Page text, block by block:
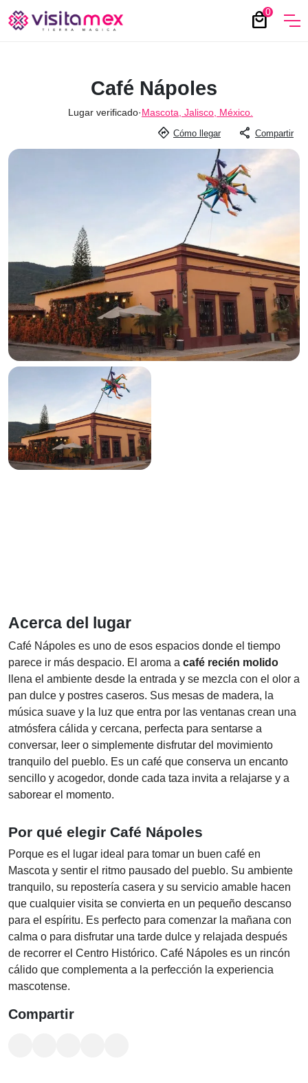
0
local_mall
Café Nápoles
Lugar verificado·Mascota, Jalisco, México.
directions Cómo llegar share Compartir
Acerca del lugar
Café Nápoles es uno de esos espacios donde el tiempo
parece ir más despacio. El aroma a café recién molido
llena el ambiente desde la entrada y se mezcla con el olor a
pan dulce y postres caseros. Sus mesas de madera, la
música suave y la luz que entra por las ventanas crean una
atmósfera cálida y cercana, perfecta para sentarse a
conversar, leer o simplemente disfrutar del movimiento
tranquilo del pueblo. Es un café que conserva un encanto
sencillo y acogedor, donde cada taza invita a relajarse y a
saborear el momento.
Por qué elegir Café Nápoles
Porque es el lugar ideal para tomar un buen café en
Mascota y sentir el ritmo pausado del pueblo. Su ambiente
tranquilo, su repostería casera y su servicio amable hacen
que cualquier visita se convierta en un pequeño descanso
para el espíritu. Es perfecto para comenzar la mañana con
calma o para disfrutar una tarde dulce y relajada después
de recorrer el Centro Histórico. Café Nápoles es un rincón
cálido que complementa a la perfección la experiencia
mascotense.
Compartir